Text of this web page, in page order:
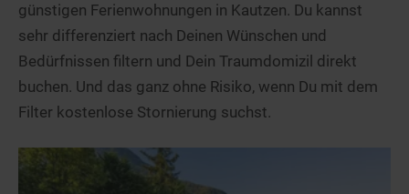
günstigen Ferienwohnungen in Kautzen. Du kannst
sehr differenziert nach Deinen Wünschen und
Bedürfnissen filtern und Dein Traumdomizil direkt
buchen. Und das ganz ohne Risiko, wenn Du mit dem
Filter kostenlose Stornierung suchst.